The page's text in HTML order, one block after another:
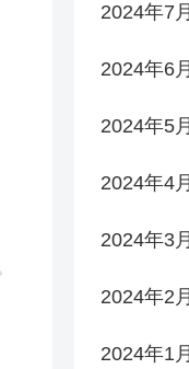
2024年7月
2024年6月
2024年5月
2024年4月
2024年3月
2024年2月
2024年1月